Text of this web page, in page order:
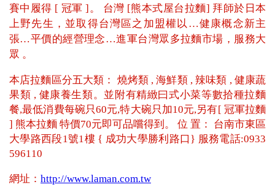
賽中履得 [ 冠軍 ]。 台灣 [熊本式屋台拉麵] 拜師於日本
上野先生，並取得台灣區之加盟權以…健康概念新主
張…平價的經營理念…進軍台灣眾多拉麵市場，服務大
眾 。
本店拉麵區分五大類： 燒烤類 , 海鮮類 , 辣味類 , 健康蔬
果類 , 健康養生類。並附有精緻曰式小菜等數拾種拉麵
餐,最低消費每碗只60元,特大碗只加10元,另有[ 冠軍拉麵
] 熊本拉麵 特價70元即可品嚐得到。 位 置： 台南市東區
大學路西段1號1樓 { 成功大學勝利路口} 服務電話:0933
596110
網址： http://www.laman.com.tw